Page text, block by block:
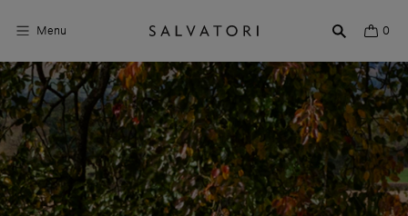
Menu 0
Superfici
Arredo bagno
Arredo casa